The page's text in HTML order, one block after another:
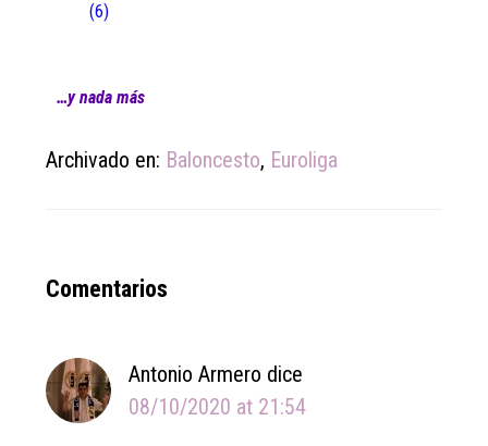
(6)
…y nada más
Archivado en: Baloncesto, Euroliga
Reader
Comentarios
Antonio Armero dice
08/10/2020 at 21:54